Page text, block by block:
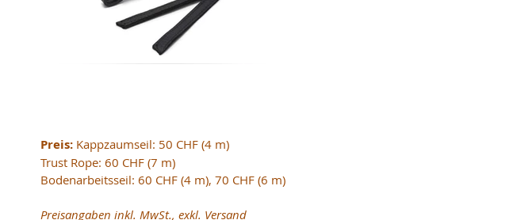
Preis: Kappzaumseil: 50 CHF (4 m)
Trust Rope: 60 CHF (7 m)
Bodenarbeitsseil: 60 CHF (4 m), 70 CHF (6 m)
Preisangaben inkl. MwSt., exkl. Versand